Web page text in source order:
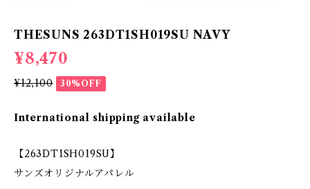
THESUNS 263DT1SH019SU NAVY
¥8,470
¥12,100 30%OFF
International shipping available
【263DT1SH019SU】
サンズオリジナルアパレル